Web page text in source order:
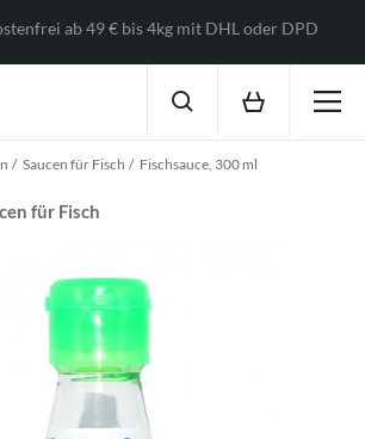
ab 49 € bis 4kg mit DHL oder DPD
Saucen für Fisch Fischsauce, 300 ml
für Fisch